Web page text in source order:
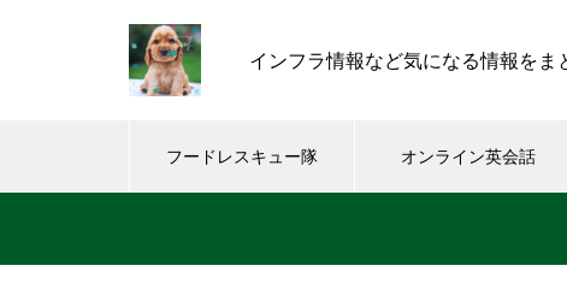
インフラ情報など気になる情報をま
フードレスキュー隊 オンライン英会話